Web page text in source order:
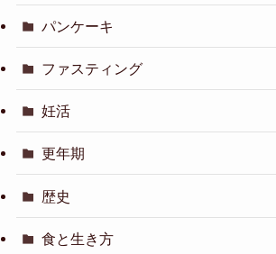
パンケーキ
ファスティング
妊活
更年期
歴史
食と生き方